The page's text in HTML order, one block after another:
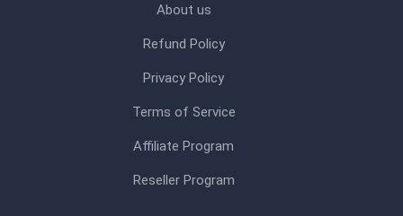
About us
Refund Policy
Privacy Policy
Terms of Service
Affiliate Program
Reseller Program